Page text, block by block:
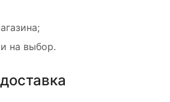
на выбор.